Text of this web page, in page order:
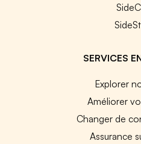
SERVICES
Explorer
Améliorer
Changer de
Assurance